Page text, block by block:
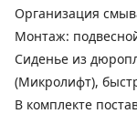
Организация
Монтаж:
Сиденье из
(Микролифт),
В комплекте